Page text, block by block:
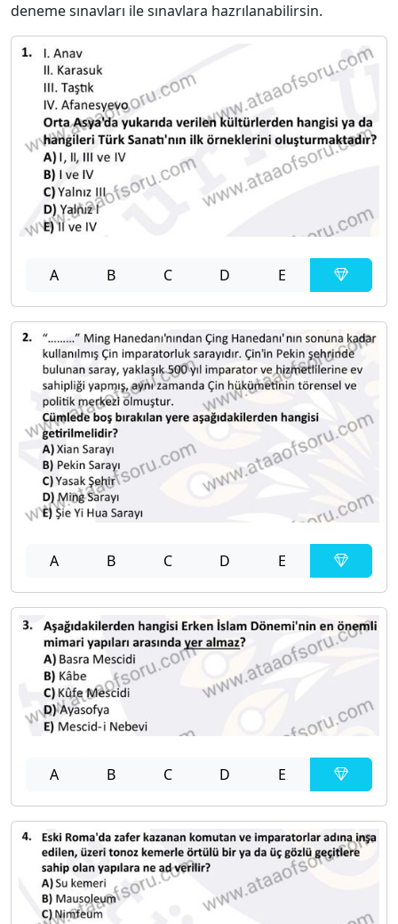
deneme sınavları ile sınavlara hazrılanabilirsin.
A B C D E
A B C D E
A B C D E